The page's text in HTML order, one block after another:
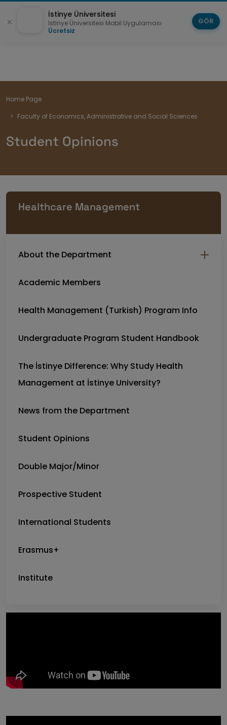
Breadcrumb
Home Page
Faculty of Economics, Administrative and Social Sciences
Student Opinions
Healthcare Management
About the Department
Academic Members
Health Management (Turkish) Program Info
Undergraduate Program Student Handbook
The İstinye Difference: Why Study Health
Management at İstinye University?
News from the Department
Student Opinions
Double Major/Minor
Prospective Student
International Students
Erasmus+
Institute
İstinye Üniversitesi
İstinye Üniversitesi Mobil Uygulaması
Ücretsiz
GÖR